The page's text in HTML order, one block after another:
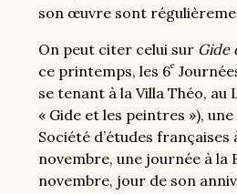
son œuvre sont
On peut citer celui sur Gide
ce printemps, les 6e
se tenant à la Villa Théo, au
« Gide et les peintres »),
Société d’études françaises
novembre, une journée à la
novembre, jour de son